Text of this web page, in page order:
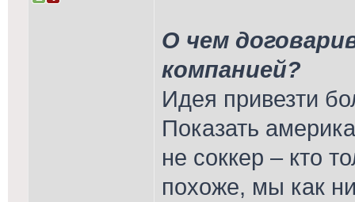
О чем
компанией?
Идея привезти
Показать
не соккер – кто
похоже, мы как